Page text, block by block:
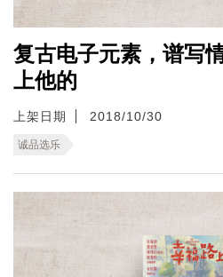
复古电子元素，谱写
上他的
上架日期 2018/10/30
诚品选乐